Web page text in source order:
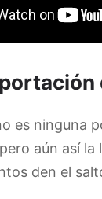
es ninguna
aún así
den el